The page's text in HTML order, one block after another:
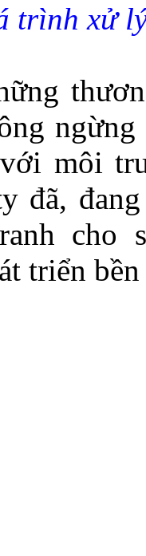
trình xử
ngừng
môi
đã,
cho
triển